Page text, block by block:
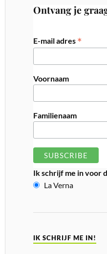
Ontvang je
E-mail adres *
Voornaam
Familienaam
Ik schrijf me in voor
La Verna
IK SCHRIJF ME IN!